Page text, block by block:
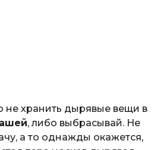
не хранить дырявые вещи в
, либо выбрасывай. Не
а то однажды окажется,